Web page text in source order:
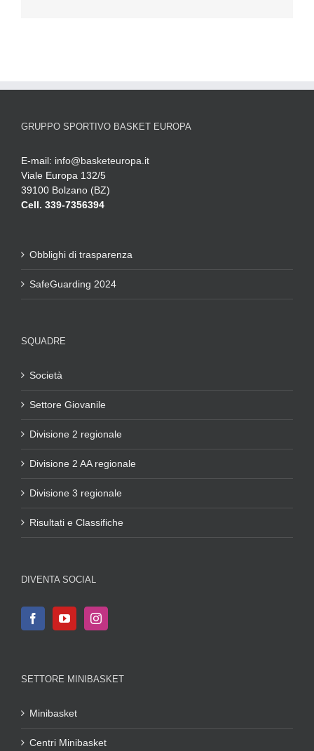
GRUPPO SPORTIVO BASKET EUROPA
E-mail: info@basketeuropa.it
Viale Europa 132/5
39100 Bolzano (BZ)
Cell. 339-7356394
Obblighi di trasparenza
SafeGuarding 2024
SQUADRE
Società
Settore Giovanile
Divisione 2 regionale
Divisione 2 AA regionale
Divisione 3 regionale
Risultati e Classifiche
DIVENTA SOCIAL
SETTORE MINIBASKET
Minibasket
Centri Minibasket